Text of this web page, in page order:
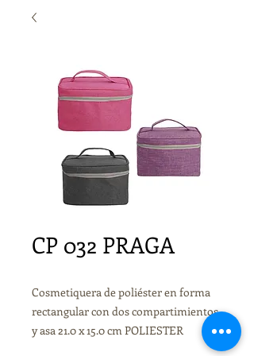
CP 032 PRAGA
Cosmetiquera de poliéster en forma
rectangular con dos compartimientos
y asa 21.0 x 15.0 cm POLIESTER